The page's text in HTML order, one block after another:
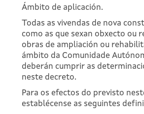
Ámbito de aplicación.
Todas as vivendas de nova
como as que sexan obxecto ou
obras de ampliación ou
ámbito da Comunidade
deberán cumprir as
neste decreto.
Para os efectos do previsto
establécense as seguintes